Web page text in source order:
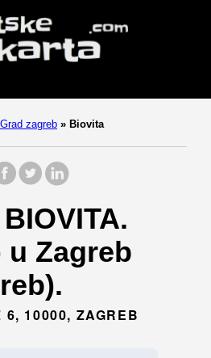
Grad zagreb » Biovita
u Zagreb
10000, ZAGREB